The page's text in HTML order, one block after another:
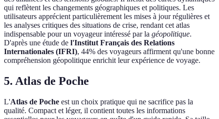
qui reflètent les changements géographiques et politiques. Les
utilisateurs apprécient particulièrement les mises à jour régulières et
les analyses critiques des situations de crise, rendant cet atlas
indispensable pour un voyageur intéressé par la géopolitique.
D'après une étude de l'Institut Français des Relations
Internationales (IFRI), 44% des voyageurs affirment qu'une bonne
compréhension géopolitique enrichit leur expérience de voyage.
5. Atlas de Poche
L'Atlas de Poche est un choix pratique qui ne sacrifice pas la
qualité. Compact et léger, il contient toutes les informations